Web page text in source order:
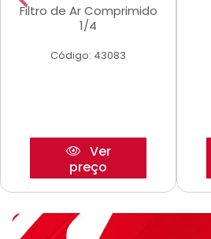
Filtro de Ar Comprimido
1/4
Código: 43083
Ver
preço